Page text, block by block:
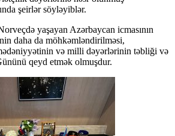
şeirlər söyləyiblər.
yaşayan Azərbaycan icmasının
daha da möhkəmləndirilməsi,
və milli dəyərlərinin təbliği və
qeyd etmək olmuşdur.